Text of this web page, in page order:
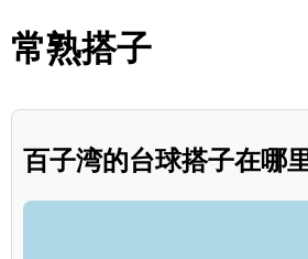
常熟搭子
百子湾的台球搭子在哪